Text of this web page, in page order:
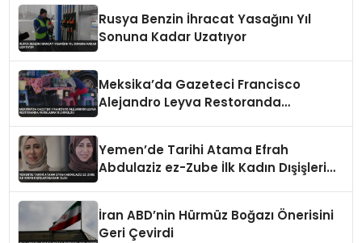
Rusya Benzin İhracat Yasağını Yıl
Sonuna Kadar Uzatıyor
Meksika’da Gazeteci Francisco
Alejandro Leyva Restoranda
Yemen’de Tarihi Atama Efrah
Abdulaziz ez-Zube İlk Kadın Dışişleri
İran ABD’nin Hürmüz Boğazı Önerisini
Geri Çevirdi